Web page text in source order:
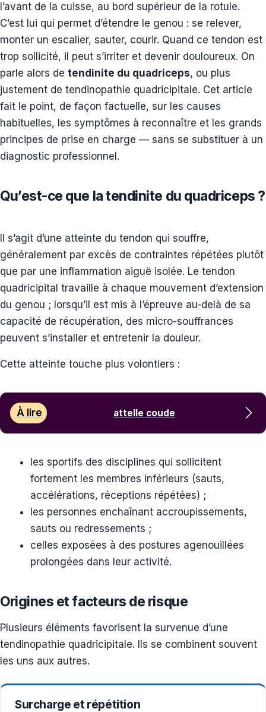
l’avant de la cuisse, au bord supérieur de la rotule.
C’est lui qui permet d’étendre le genou : se relever,
monter un escalier, sauter, courir. Quand ce tendon est
trop sollicité, il peut s’irriter et devenir douloureux. On
parle alors de tendinite du quadriceps, ou plus
justement de tendinopathie quadricipitale. Cet article
fait le point, de façon factuelle, sur les causes
habituelles, les symptômes à reconnaître et les grands
principes de prise en charge — sans se substituer à un
diagnostic professionnel.
Qu’est-ce que la tendinite du quadriceps ?
Il s’agit d’une atteinte du tendon qui souffre,
généralement par excès de contraintes répétées plutôt
que par une inflammation aiguë isolée. Le tendon
quadricipital travaille à chaque mouvement d’extension
du genou ; lorsqu’il est mis à l’épreuve au-delà de sa
capacité de récupération, des micro-souffrances
peuvent s’installer et entretenir la douleur.
Cette atteinte touche plus volontiers :
À lire attelle coude
les sportifs des disciplines qui sollicitent
fortement les membres inférieurs (sauts,
accélérations, réceptions répétées) ;
les personnes enchaînant accroupissements,
sauts ou redressements ;
celles exposées à des postures agenouillées
prolongées dans leur activité.
Origines et facteurs de risque
Plusieurs éléments favorisent la survenue d’une
tendinopathie quadricipitale. Ils se combinent souvent
les uns aux autres.
Surcharge et répétition